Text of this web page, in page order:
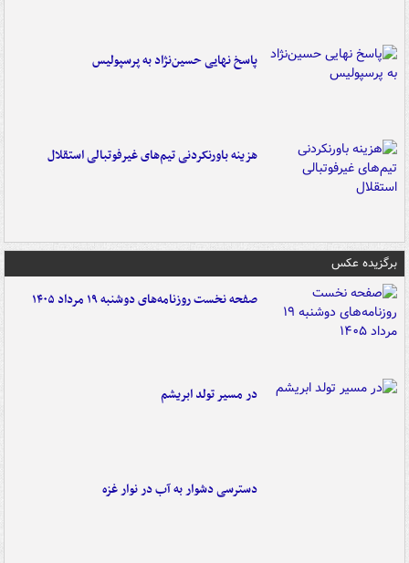
پاسخ نهایی حسین‌نژاد به پرسپولیس
هزینه باورنکردنی تیم‌های غیرفوتبالی استقلال
برگزیده عکس
صفحه نخست روزنامه‌های دوشنبه ۱۹ مرداد ۱۴۰۵
در مسیر تولد ابریشم
دسترسی دشوار به آب در نوار غزه